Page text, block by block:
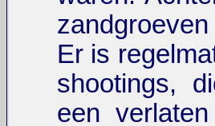
Er is
shootings,
een